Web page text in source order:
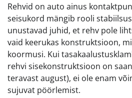
Rehvid on auto ainus
seisukord mängib rooli
unustavad juhid, et rehv pole
vaid keerukas konstruktsioon,
koormusi. Kui
rehvi sisekonstruktsioon on
teravast august), ei ole enam
sujuvat pöörlemist.